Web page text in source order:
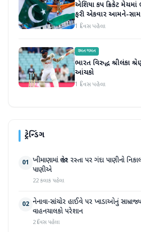
એશિયા કપ ક્રિકેટ
ફરી એકવાર આમને-
1 દિવસ પહેલા
રમતગમત
ભારત વિરુદ્ધ શ્રીલંકા
આંચકો
1 દિવસ પહેલા
ટ્રેન્ડિંગ
01 ખીમાણામાં જાહેર રસ્તા પર ગંદા પાણીનો
પાણીએ
22 કલાક પહેલા
02 નેનાવા-સાંચોર હાઈવે પર ખાડાઓનું
વાહનચાલકો પરેશાન
2 દિવસ પહેલા